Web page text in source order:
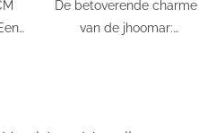
De betoverende charme
van de jhoomar: